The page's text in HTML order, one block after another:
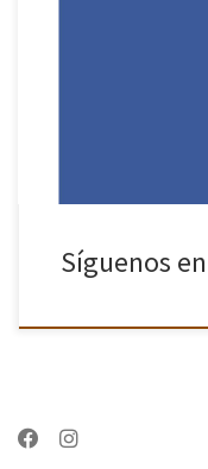
Ya tenemos redes
que tomarselo con
las imágenes para ir a
Síguenos